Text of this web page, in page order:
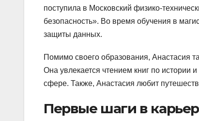
поступила в Московский физико-
безопасность». Во время обучения в
защиты данных.
Помимо своего образования, Анастасия
Она увлекается чтением книг по истории
сфере. Также, Анастасия любит
Первые шаги в